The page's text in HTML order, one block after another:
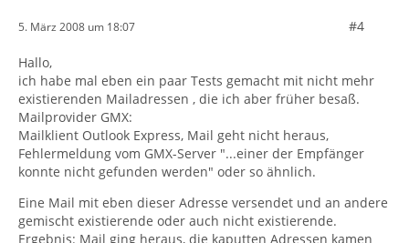
5. März 2008 um 18:07 #4
Hallo,
ich habe mal eben ein paar Tests gemacht mit nicht mehr
existierenden Mailadressen , die ich aber früher besaß.
Mailprovider GMX:
Mailklient Outlook Express, Mail geht nicht heraus,
Fehlermeldung vom GMX-Server "...einer der Empfänger
konnte nicht gefunden werden" oder so ähnlich.
Eine Mail mit eben dieser Adresse versendet und an andere
gemischt existierende oder auch nicht existierende.
Ergebnis: Mail ging heraus, die kaputten Adressen kamen